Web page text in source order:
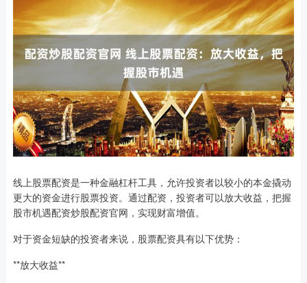
线上股票配资是一种金融杠杆工具，允许投资者以较小的本金撬动
更大的资金进行股票投资。通过配资，投资者可以放大收益，把握
股市机遇配资炒股配资官网，实现财富增值。
对于资金短缺的投资者来说，股票配资具有以下优势：
**放大收益**